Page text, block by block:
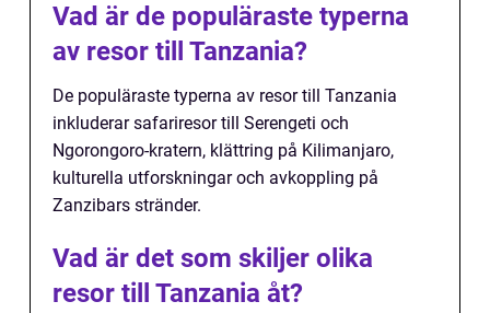
Vad är de populäraste typerna
av resor till Tanzania?
De populäraste typerna av resor till Tanzania
inkluderar safariresor till Serengeti och
Ngorongoro-kratern, klättring på Kilimanjaro,
kulturella utforskningar och avkoppling på
Zanzibars stränder.
Vad är det som skiljer olika
resor till Tanzania åt?